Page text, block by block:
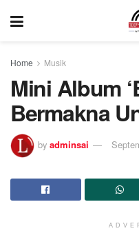
Home Musik
Mini Album
Bermakna
by adminsai